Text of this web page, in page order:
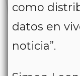
como
datos en
noticia”.